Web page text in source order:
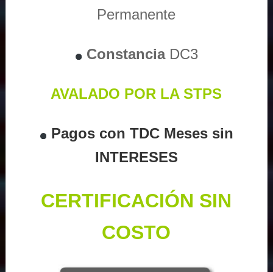
Permanente
ConstanciaDC3
AVALADO POR LA STPS
Pagos con TDC Meses sin
INTERESES
CERTIFICACIÓN SIN
COSTO